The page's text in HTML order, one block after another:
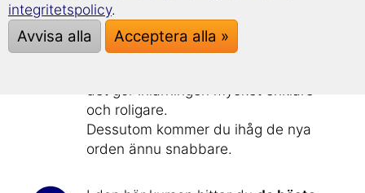
Träna upp ditt ordförråd – snabbt,
effektivt och roligt:
och roligare.
Dessutom kommer du ihåg de nya
orden ännu snabbare.
integritetspolicy.
Avvisa alla Acceptera alla »